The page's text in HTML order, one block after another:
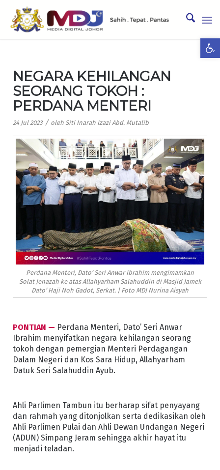
NEGARA KEHILANGAN
SEORANG TOKOH :
PERDANA MENTERI
24 Jul 2023 / oleh Siti Inarah Izazi Abd. Mutalib
Perdana Menteri, Dato’ Seri Anwar Ibrahim mengimamkan
Solat Jenazah ke atas Allahyarham Salahuddin di Masjid Jamek
Dato’ Haji Noh Gadot, Serkat. | Foto MDJ Nurina Aisyah
PONTIAN — Perdana Menteri, Dato’ Seri Anwar
Ibrahim menyifatkan negara kehilangan seorang
tokoh dengan pemergian Menteri Perdagangan
Dalam Negeri dan Kos Sara Hidup, Allahyarham
Datuk Seri Salahuddin Ayub.
Ahli Parlimen Tambun itu berharap sifat penyayang
dan rahmah yang ditonjolkan serta dedikasikan oleh
Ahli Parlimen Pulai dan Ahli Dewan Undangan Negeri
(ADUN) Simpang Jeram sehingga akhir hayat itu
menjadi teladan.